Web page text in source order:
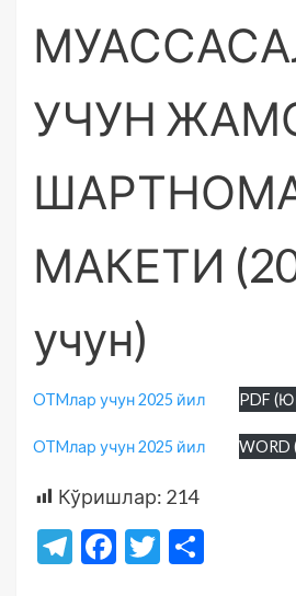
УЧУН
МАКЕТИ
учун)
OTMлар учун 2025 йил PDF
OTMлар учун 2025 йил
Кўришлар: 214
Telegram
Facebook
Twitter